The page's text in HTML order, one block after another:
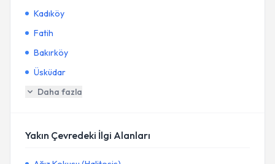
Kadıköy
Fatih
Bakırköy
Üsküdar
Daha fazla
Yakın Çevredeki İlgi Alanları